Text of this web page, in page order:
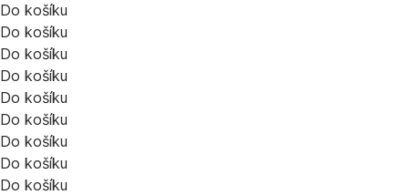
Do košíku
Do košíku
Do košíku
Do košíku
Do košíku
Do košíku
Do košíku
Do košíku
Do košíku